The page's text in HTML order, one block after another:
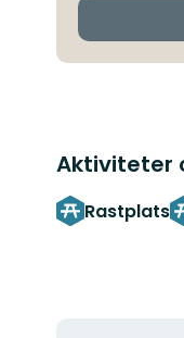
Aktiviteter
Rastplats